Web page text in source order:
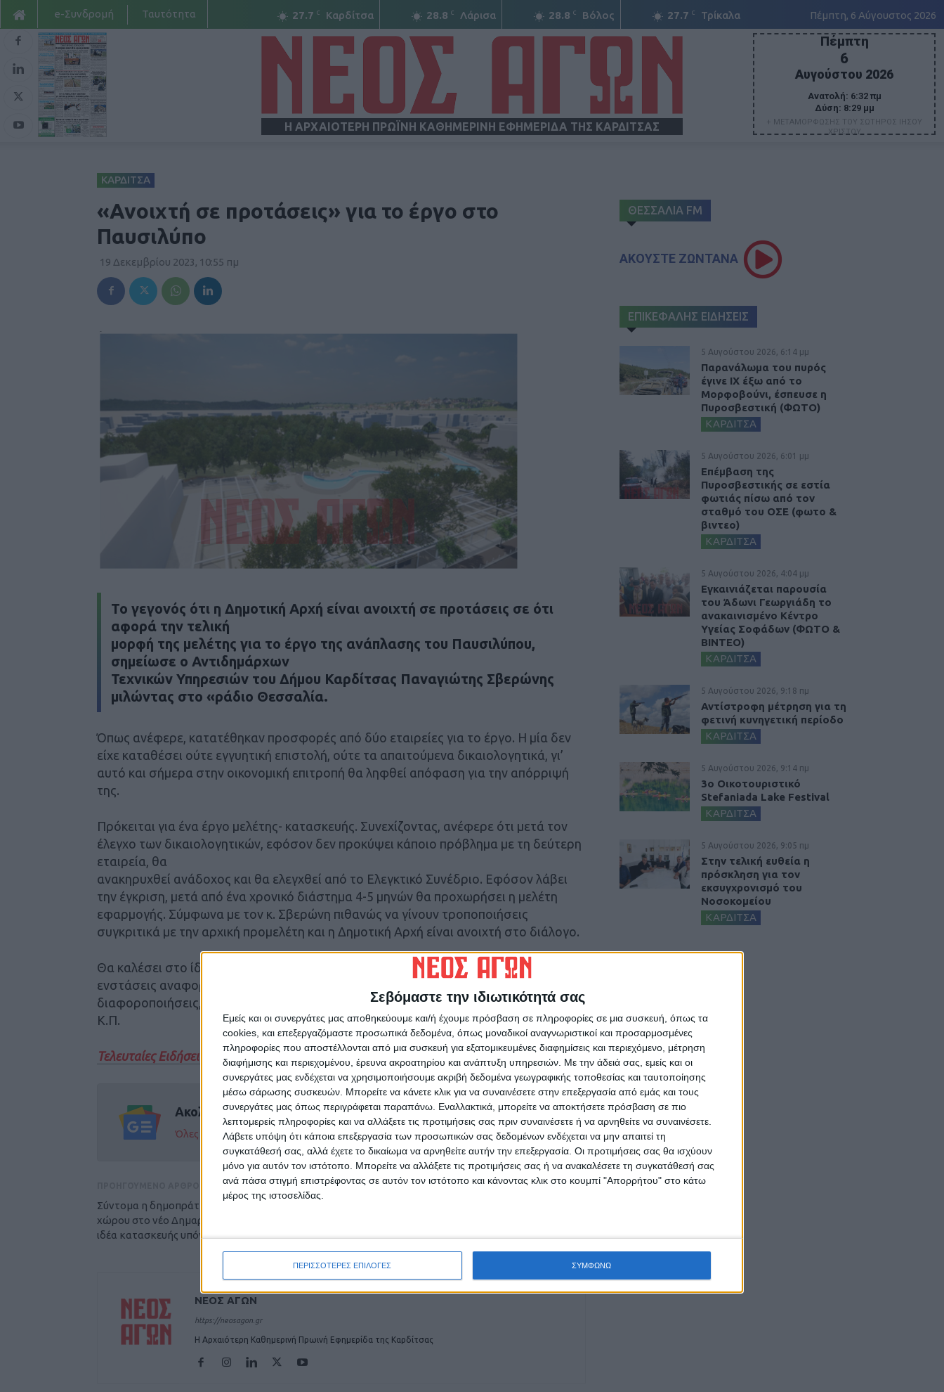
Σεβόμαστε την ιδιωτικότητά σας
Εμείς και οι συνεργάτες μας αποθηκεύουμε και/ή έχουμε πρόσβαση σε πληροφορίες σε μια συσκευή, όπως τα
cookies, και επεξεργαζόμαστε προσωπικά δεδομένα, όπως μοναδικοί αναγνωριστικοί και προσαρμοσμένες
πληροφορίες που αποστέλλονται από μια συσκευή για εξατομικευμένες διαφημίσεις και περιεχόμενο, μέτρηση
διαφήμισης και περιεχομένου, έρευνα ακροατηρίου και ανάπτυξη υπηρεσιών. Με την άδειά σας, εμείς και οι
συνεργάτες μας ενδέχεται να χρησιμοποιήσουμε ακριβή δεδομένα γεωγραφικής τοποθεσίας και ταυτοποίησης
μέσω σάρωσης συσκευών. Μπορείτε να κάνετε κλικ για να συναινέσετε στην επεξεργασία από εμάς και τους
συνεργάτες μας όπως περιγράφεται παραπάνω. Εναλλακτικά, μπορείτε να αποκτήσετε πρόσβαση σε πιο
λεπτομερείς πληροφορίες και να αλλάξετε τις προτιμήσεις σας πριν συναινέσετε ή να αρνηθείτε να συναινέσετε.
Λάβετε υπόψη ότι κάποια επεξεργασία των προσωπικών σας δεδομένων ενδέχεται να μην απαιτεί τη
συγκατάθεσή σας, αλλά έχετε το δικαίωμα να αρνηθείτε αυτήν την επεξεργασία. Οι προτιμήσεις σας θα ισχύουν
μόνο για αυτόν τον ιστότοπο. Μπορείτε να αλλάξετε τις προτιμήσεις σας ή να ανακαλέσετε τη συγκατάθεσή σας
ανά πάσα στιγμή επιστρέφοντας σε αυτόν τον ιστότοπο και κάνοντας κλικ στο κουμπί "Απορρήτου" στο κάτω
μέρος της ιστοσελίδας.
ΠΕΡΙΣΣΟΤΕΡΕΣ ΕΠΙΛΟΓΕΣ ΣΥΜΦΩΝΩ
27.7 C Καρδίτσα 28.8 C Λάρισα 28.8 C Βόλος 27.7 C Τρίκαλα Πέμπτη, 6 Αύγουστος 2026
e-Συνδρομή Ταυτότητα
Η ΑΡΧΑΙΟΤΕΡΗ ΠΡΩΪΝΗ ΚΑΘΗΜΕΡΙΝΗ ΕΦΗΜΕΡΙΔΑ ΤΗΣ ΚΑΡΔΙΤΣΑΣ
Πέμπτη
6
Αυγούστου 2026
Ανατολή: 6:32 πμ
Δύση: 8:29 μμ
+ ΜΕΤΑΜΟΡΦΩΣΗΣ ΤΟΥ ΣΩΤΗΡΟΣ ΙΗΣΟΥ
ΧΡΙΣΤΟΥ
ΚΑΡΔΙΤΣΑ
«Ανοιχτή σε προτάσεις» για το έργο στο
Παυσιλύπο
19 Δεκεμβρίου 2023, 10:55 πμ
To γεγονός ότι η Δημοτική Αρχή είναι ανοιχτή σε προτάσεις σε ότι
αφορά την τελική
μορφή της μελέτης για το έργο της ανάπλασης του Παυσιλύπου,
σημείωσε ο Αντιδημάρχων
Τεχνικών Υπηρεσιών του Δήμου Καρδίτσας Παναγιώτης Σβερώνης
μιλώντας στο «ράδιο Θεσσαλία.
Όπως ανέφερε, κατατέθηκαν προσφορές από δύο εταιρείες για το έργο. Η μία δεν
είχε καταθέσει ούτε εγγυητική επιστολή, ούτε τα απαιτούμενα δικαιολογητικά, γι’
αυτό και σήμερα στην οικονομική επιτροπή θα ληφθεί απόφαση για την απόρριψή
της.
Πρόκειται για ένα έργο μελέτης- κατασκευής. Συνεχίζοντας, ανέφερε ότι μετά τον
έλεγχο των δικαιολογητικών, εφόσον δεν προκύψει κάποιο πρόβλημα με τη δεύτερη
εταιρεία, θα
ανακηρυχθεί ανάδοχος και θα ελεγχθεί από το Ελεγκτικό Συνέδριο. Εφόσον λάβει
την έγκριση, μετά από ένα χρονικό διάστημα 4-5 μηνών θα προχωρήσει η μελέτη
εφαρμογής. Σύμφωνα με τον κ. Σβερώνη πιθανώς να γίνουν τροποποιήσεις
συγκριτικά με την αρχική προμελέτη και η Δημοτική Αρχή είναι ανοιχτή στο διάλογο.
Θα καλέσει στο ίδιο τραπέζι τον ανάδοχο και εκπροσώπους όσων έχουν εκφράσει
ενστάσεις αναφορικά με το έργο και θα εξεταστεί αν θα υπάρξουν
διαφοροποιήσεις, αφαιρώντας ή προσθέτοντας νέα στοιχεία.
Κ.Π.
Τελευταίες Ειδήσεις Σήμερα
Ακολούθησε την εφημερίδα ΝΕΟΣ ΑΓΩΝ στο Google News!
Όλες οι εξελίξεις στην περιοχή της Καρδίτσας και ευρύτερα της Θεσσαλίας
Σύντομα η δημοπράτηση του περιβάλλοντος
χώρου στο νέο Δημαρχείο, εγκαταλείπεται η
ιδέα κατασκευής υπόγειου πάρκινγκ
ΕΠΟΜΕΝΟ ΑΡΘΡΟ
ΝΕΟΣ ΑΓΩΝ
https://neosagon.gr
Η Αρχαιότερη Καθημερινή Πρωινή Εφημερίδα της Καρδίτσας
ΘΕΣΣΑΛΙΑ FM
ΑΚΟΥΣΤΕ ΖΩΝΤΑΝΑ
ΕΠΙΚΕΦΑΛΗΣ ΕΙΔΗΣΕΙΣ
5 Αυγούστου 2026, 6:14 μμ
Παρανάλωμα του πυρός
έγινε ΙΧ έξω από το
Μορφοβούνι, έσπευσε η
Πυροσβεστική (ΦΩΤΟ)
ΚΑΡΔΙΤΣΑ
5 Αυγούστου 2026, 6:01 μμ
Επέμβαση της
Πυροσβεστικής σε εστία
φωτιάς πίσω από τον
σταθμό του ΟΣΕ (φωτο &
βιντεο)
ΚΑΡΔΙΤΣΑ
5 Αυγούστου 2026, 4:04 μμ
Εγκαινιάζεται παρουσία
του Άδωνι Γεωργιάδη το
ανακαινισμένο Κέντρο
Υγείας Σοφάδων (ΦΩΤΟ &
ΒΙΝΤΕΟ)
ΚΑΡΔΙΤΣΑ
5 Αυγούστου 2026, 9:18 πμ
Αντίστροφη μέτρηση για τη
φετινή κυνηγετική περίοδο
ΚΑΡΔΙΤΣΑ
5 Αυγούστου 2026, 9:14 πμ
3ο Οικοτουριστικό
Stefaniada Lake Festival
ΚΑΡΔΙΤΣΑ
5 Αυγούστου 2026, 9:05 πμ
Στην τελική ευθεία η
πρόσκληση για τον
εκσυγχρονισμό του
Νοσοκομείου
ΚΑΡΔΙΤΣΑ